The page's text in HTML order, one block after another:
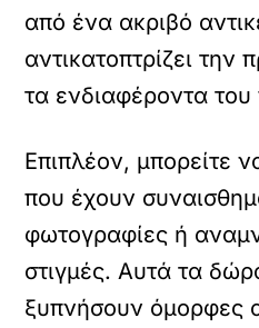
από ένα ακριβό
αντικατοπτρίζει την
τα ενδιαφέροντα
Επιπλέον, μπορείτε
που έχουν
φωτογραφίες ή
στιγμές. Αυτά τα
ξυπνήσουν όμορφες